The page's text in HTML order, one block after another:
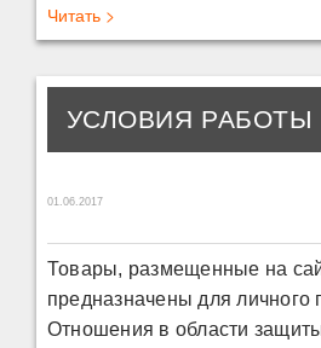
Читать >
УСЛОВИЯ РАБОТЫ
01.06.2017
Товары, размещенные на
предназначены для личного
Отношения в области